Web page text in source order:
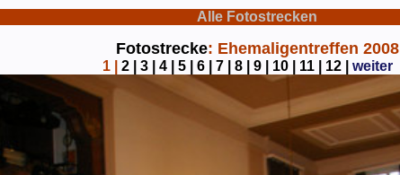
Alle Fotostrecken
Fotostrecke: Ehemaligentreffen 2008
1 2 | 3 | 4 | 5 | 6 | 7 | 8 | 9 | 10 | 11 | 12 | weiter